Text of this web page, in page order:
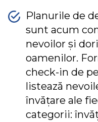
Planurile de
sunt acum
nevoilor și
oamenilor.
check-in de
listează
învățare ale
categorii: